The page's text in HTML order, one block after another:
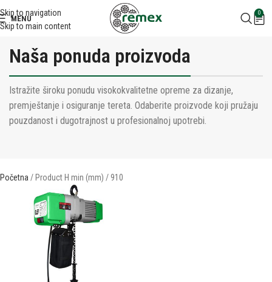
Skip to navigation
Skip to main content
MENU
0
Naša ponuda proizvoda
Istražite široku ponudu visokokvalitetne opreme za dizanje,
premještanje i osiguranje tereta. Odaberite proizvode koji pružaju
pouzdanost i dugotrajnost u profesionalnoj upotrebi.
Početna Product H min (mm) 910